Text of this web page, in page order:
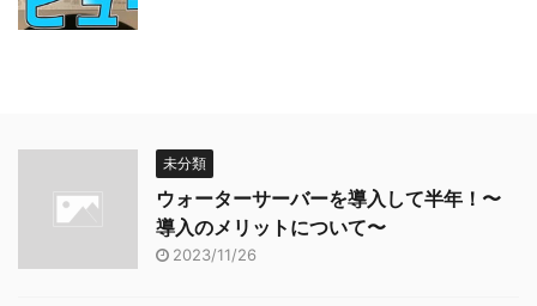
未分類
ウォーターサーバーを導入して半年！〜
導入のメリットについて〜
2023/11/26